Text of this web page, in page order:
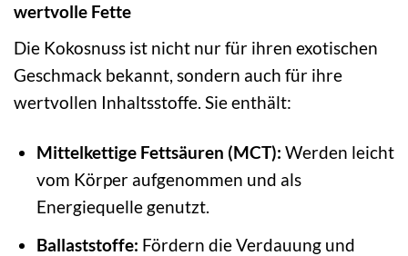
wertvolle Fette
Die Kokosnuss ist nicht nur für ihren exotischen
Geschmack bekannt, sondern auch für ihre
wertvollen Inhaltsstoffe. Sie enthält:
Mittelkettige Fettsäuren (MCT): Werden leicht
vom Körper aufgenommen und als
Energiequelle genutzt.
Ballaststoffe: Fördern die Verdauung und